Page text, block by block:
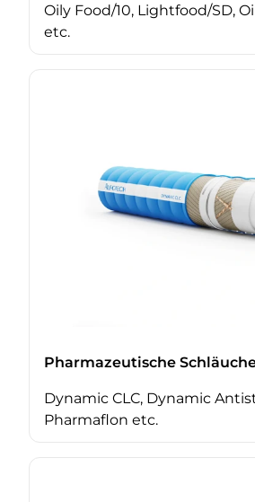
Oily Food/10, Lightfood/SD,
etc.
Pharmazeutische
Dynamic CLC, Dynamic
Pharmaflon etc.